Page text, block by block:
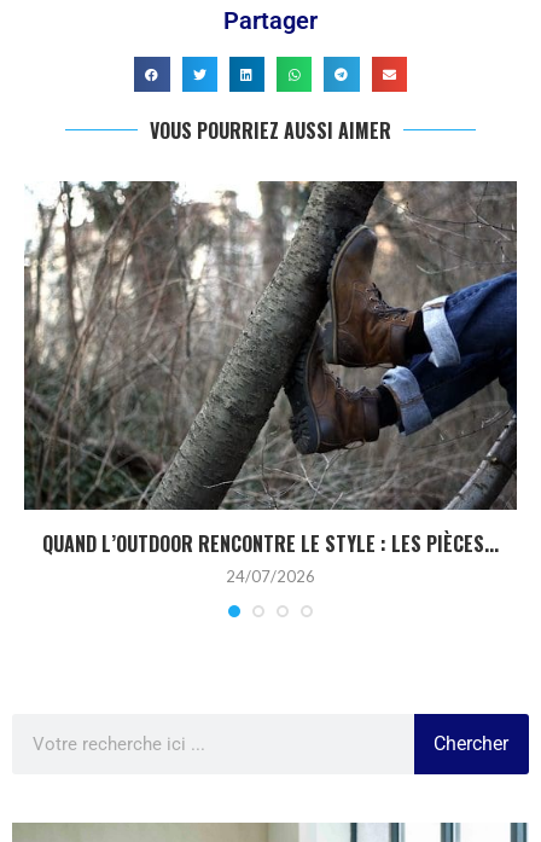
Partager
VOUS POURRIEZ AUSSI AIMER
QUAND L’OUTDOOR RENCONTRE LE STYLE : LES PIÈCES...
24/07/2026
Chercher